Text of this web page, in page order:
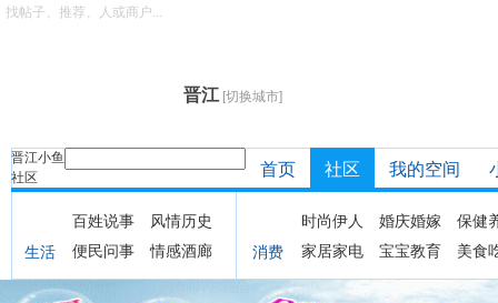
晋江 [切换城市]
晋江小鱼
社区
找帖子、推荐、人或商户...
首页 社区 我的空间
生活
百姓说事
风情历史
便民问事
情感酒廊 消费
时尚伊人 婚庆婚嫁
保健
家居家电
宝宝教育 美食